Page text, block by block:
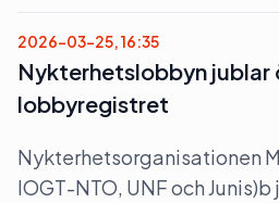
2026-03-25, 16:35
Nykterhetslobbyn jublar
lobbyregistret
Nykterhetsorganisationen
IOGT-NTO, UNF och